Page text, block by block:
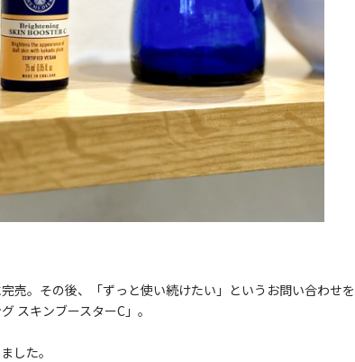
売。その後、「ずっと使い続けたい」というお問い合わせを
スキンブースターC」。
した。